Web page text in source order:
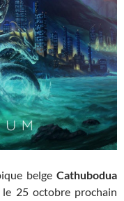
belge Cathubodua
le 25 octobre prochain